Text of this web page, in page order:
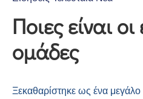
Προγράμματα
Δράσεις
Ποιες είναι
ομάδες
Ξεκαθαρίστηκε ως ένα